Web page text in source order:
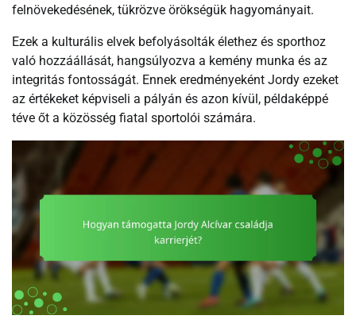
felnövekedésének, tükrözve örökségük hagyományait.
Ezek a kulturális elvek befolyásolták élethez és sporthoz
való hozzáállását, hangsúlyozva a kemény munka és az
integritás fontosságát. Ennek eredményeként Jordy ezeket
az értékeket képviseli a pályán és azon kívül, példaképpé
téve őt a közösség fiatal sportolói számára.